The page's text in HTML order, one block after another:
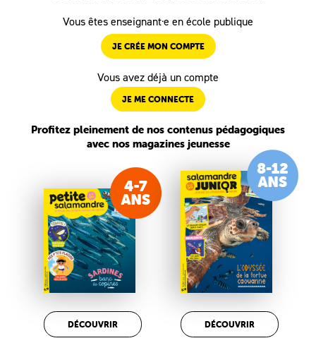
Vous êtes enseignant·e en école publique
JE CRÉE MON COMPTE
Vous avez déjà un compte
JE ME CONNECTE
Profitez pleinement de nos contenus pédagogiques
avec nos magazines jeunesse
DÉCOUVRIR DÉCOUVRIR